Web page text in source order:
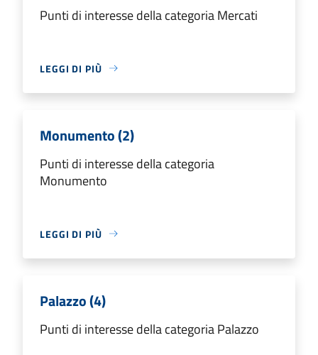
Punti di interesse della categoria Mercati
LEGGI DI PIÙ
Monumento (2)
Punti di interesse della categoria
Monumento
LEGGI DI PIÙ
Palazzo (4)
Punti di interesse della categoria Palazzo